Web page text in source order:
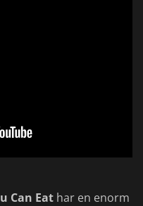
Can Eat har en enorm